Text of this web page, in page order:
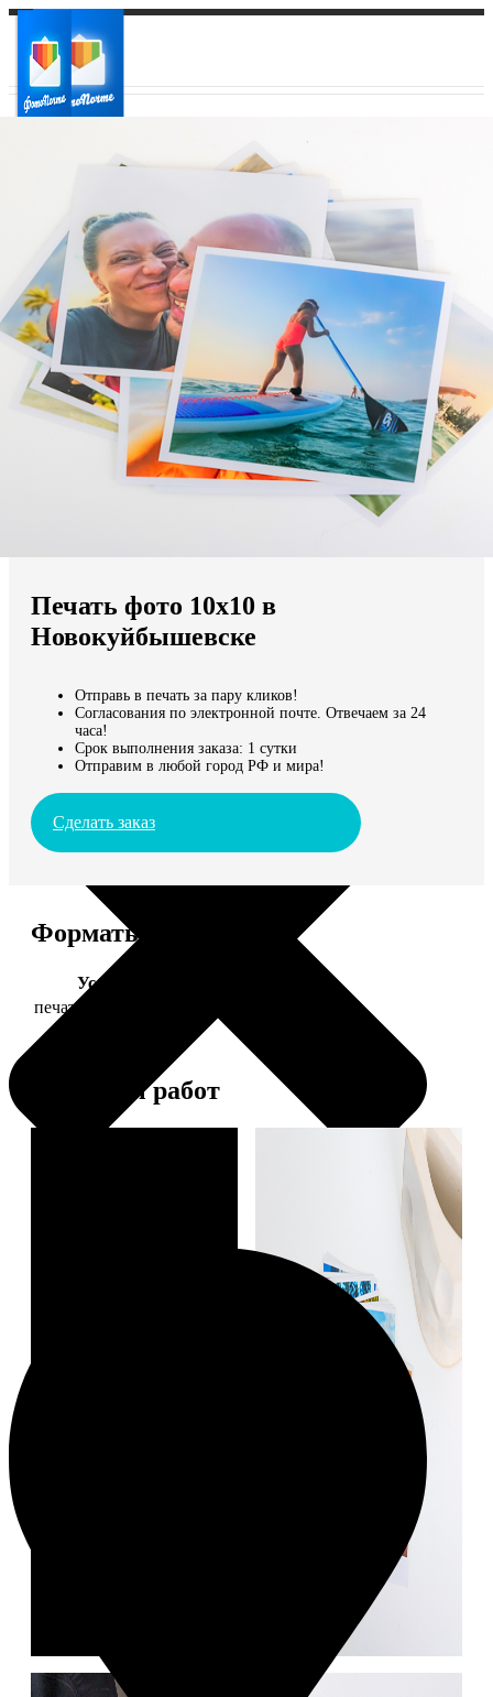
Ваш регион доставки
Выберите из списка:
Мы доставляем по всему миру
Продолжить без города
Печать фото 10х10 в
Новокуйбышевске
Отправь в печать за пару кликов!
Согласования по электронной почте. Отвечаем за 24
часа!
Срок выполнения заказа: 1 сутки
Отправим в любой город РФ и мира!
Сделать заказ
Форматы и цены
Услуга
печать фото 10х10
Примеры работ